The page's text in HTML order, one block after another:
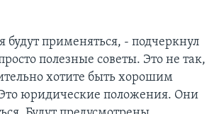
будут применяться, - подчеркнул
полезные советы. Это не так,
хотите быть хорошим
юридические положения. Они